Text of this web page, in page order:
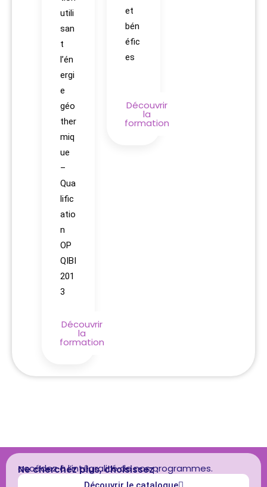
utili
san
t
l’én
ergi
e
géo
ther
miq
ue
–
Qua
lific
atio
n
OP
QIBI
201
3
Découvrir
la
formation
et
bén
éfic
es
Découvrir
la
formation
Ne cherchez plus, choisissez :
accédez à l’intégralité de nos programmes.